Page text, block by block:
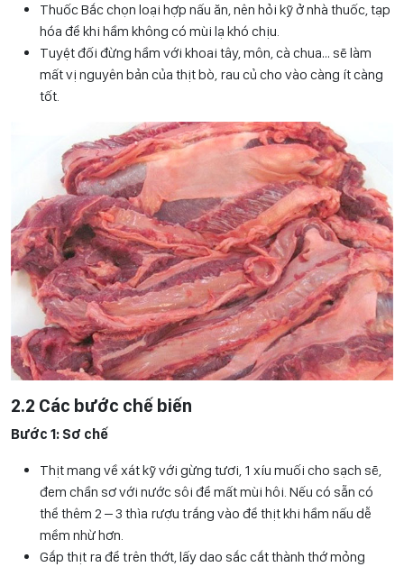
Thuốc Bắc chọn loại hợp nấu ăn, nên hỏi kỹ ở nhà thuốc, tạp
hóa để khi hầm không có mùi lạ khó chịu.
Tuyệt đối đừng hầm với khoai tây, môn, cà chua… sẽ làm
mất vị nguyên bản của thịt bò, rau củ cho vào càng ít càng
tốt.
2.2 Các bước chế biến
Bước 1: Sơ chế
Thịt mang về xát kỹ với gừng tươi, 1 xíu muối cho sạch sẽ,
đem chần sơ với nước sôi để mất mùi hôi. Nếu có sẵn có
thể thêm 2 – 3 thìa rượu trắng vào để thịt khi hầm nấu dễ
mềm nhừ hơn.
Gắp thịt ra để trên thớt, lấy dao sắc cắt thành thớ mỏng